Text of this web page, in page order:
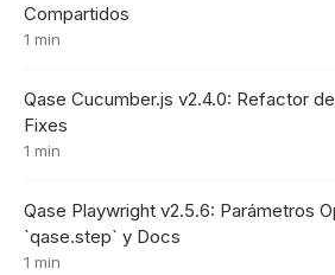
Compartidos
1 min
Qase Cucumber.js v2.4.0: Refactor
Fixes
1 min
Qase Playwright v2.5.6: Parámetros
`qase.step` y Docs
1 min